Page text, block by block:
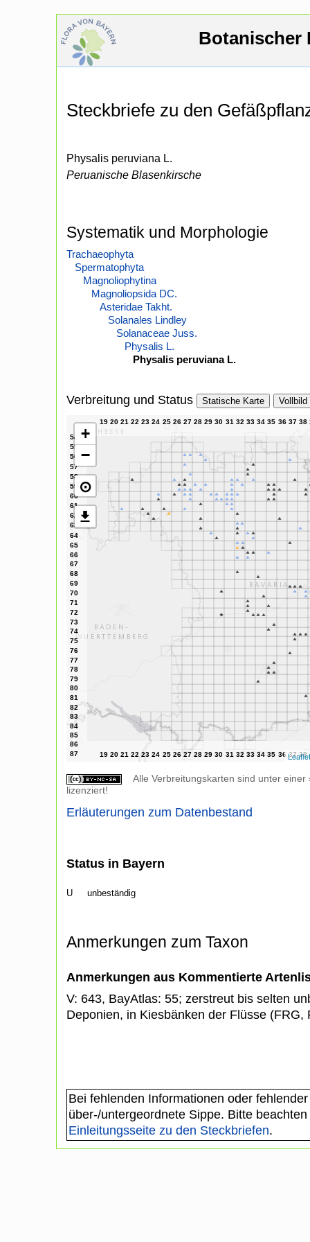
Botanischer
Steckbriefe zu den
Physalis peruviana L.
Peruanische Blasenkirsche
Systematik und Morphologie
Trachaeophyta
Spermatophyta
Magnoliophytina
Magnoliopsida DC.
Asteridae Takht.
Solanales Lindley
Solanaceae Juss.
Physalis L.
Physalis peruviana L.
Verbreitung und Status Statische Karte Vollbild
+
−
⊙
Leaflet
Alle Verbreitungskarten sind unter einer
lizenziert!
Erläuterungen zum Datenbestand
Status in Bayern
U unbeständig
Anmerkungen zum Taxon
Anmerkungen aus Kommentierte
V: 643, BayAtlas: 55; zerstreut bis selten
Deponien, in Kiesbänken der Flüsse (FRG,
Bei fehlenden Informationen oder
über-/untergeordnete Sippe. Bitte
Einleitungsseite zu den Steckbriefen.